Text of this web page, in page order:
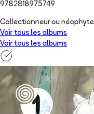
9782818975749
Collectionneur ou néophyte
Voir tous les albums
Voir tous les albums